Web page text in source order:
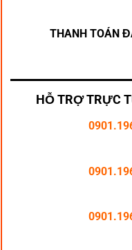
THANH TOÁN
HỖ TRỢ TRỰC